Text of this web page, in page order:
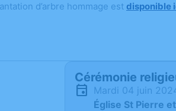
d’arbre hommage est disponible
Cérémonie
mardi 04 juin
Église St Pierre